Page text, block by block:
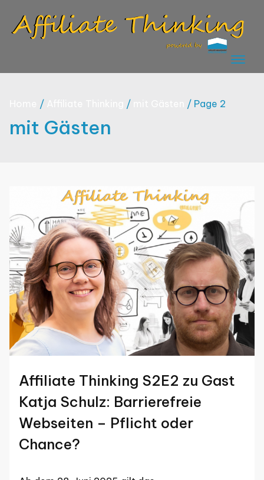
content
Page 2
mit Gästen
Affiliate Thinking S2E2 zu Gast
Katja Schulz: Barrierefreie
Webseiten – Pflicht oder
Chance?